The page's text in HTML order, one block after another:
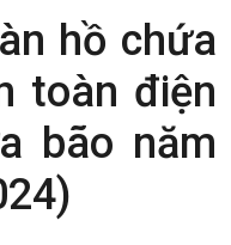
sự 6h
sự 12h
sự 18h
hồ chứa
toàn điện
bão năm